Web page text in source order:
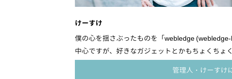
けーすけ
僕の心を揺さぶったものを「webledge
中心ですが、好きなガジェットとかもちょくちょ
管理人・けーすけ